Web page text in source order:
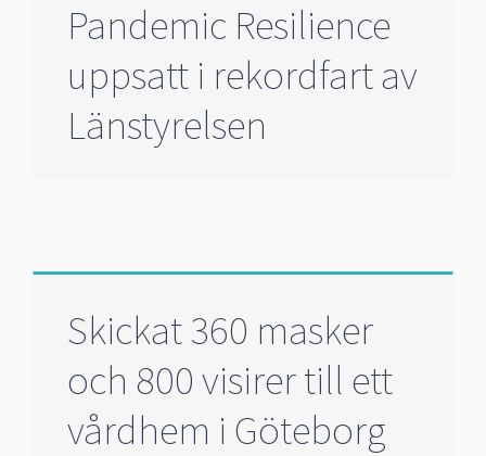
Pandemic Resilience
uppsatt i rekordfart av
Länstyrelsen
Skickat 360 masker
och 800 visirer till ett
vårdhem i Göteborg